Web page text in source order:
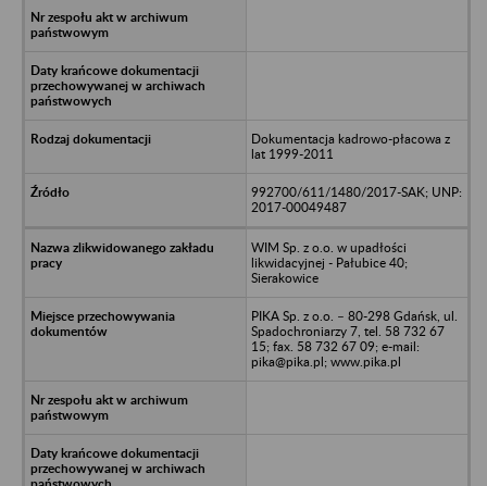
Dokumentacja kadrowo-płacowa z
lat 1999-2011
992700/611/1480/2017-SAK; UNP:
2017-00049487
WIM Sp. z o.o. w upadłości
likwidacyjnej - Pałubice 40;
Sierakowice
PIKA Sp. z o.o. – 80-298 Gdańsk, ul.
Spadochroniarzy 7, tel. 58 732 67
15; fax. 58 732 67 09; e-mail:
pika@pika.pl; www.pika.pl